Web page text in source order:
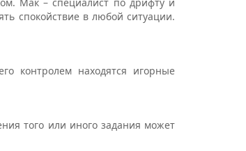
спокойствие в любой ситуации.
контролем находятся игорные
того или иного задания может